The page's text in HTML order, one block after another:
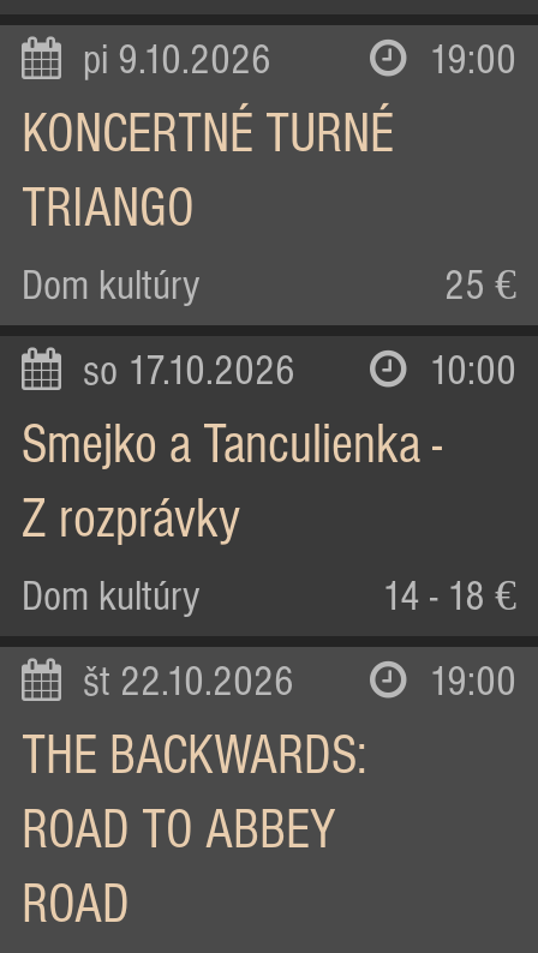
pi 9.10.2026 19:00
KONCERTNÉ TURNÉ
TRIANGO
Dom kultúry 25 €
so 17.10.2026 10:00
Smejko a Tanculienka -
Z rozprávky
Dom kultúry 14 - 18 €
št 22.10.2026 19:00
THE BACKWARDS:
ROAD TO ABBEY
ROAD